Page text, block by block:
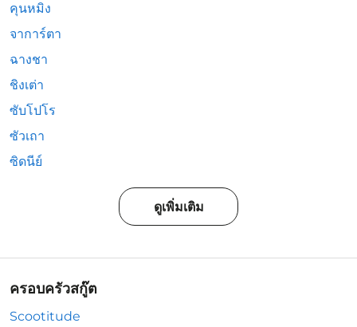
คุนหมิง
จาการ์ตา
ฉางชา
ชิงเต่า
ซับโปโร
ซัวเถา
ซิดนีย์
ดูเพิ่มเติม
ครอบครัวสกู๊ต
Scootitude